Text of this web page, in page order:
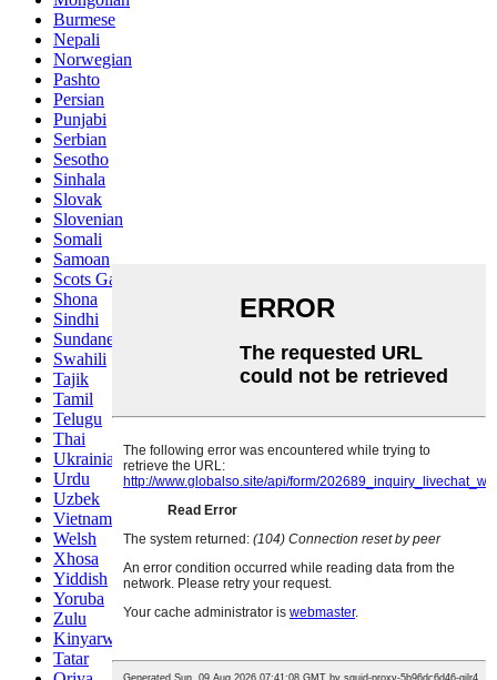
Burmese
Nepali
Norwegian
Pashto
Persian
Punjabi
Serbian
Sesotho
Sinhala
Slovak
Slovenian
Somali
Samoan
Scots Gaelic
Shona
Sindhi
Sundanese
Swahili
Tajik
Tamil
Telugu
Thai
Ukrainian
Urdu
Uzbek
Vietnamese
Welsh
Xhosa
Yiddish
Yoruba
Zulu
Kinyarwanda
Tatar